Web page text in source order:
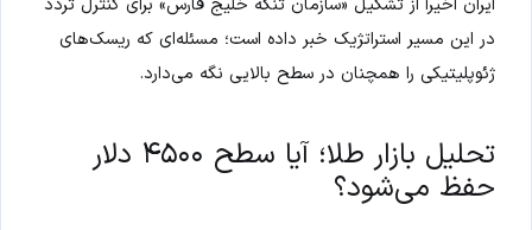
در این مسیر استراتژیک خبر داده است؛ مسئله‌ای که ریسک‌های
ژئوپلیتیکی را همچنان در سطح بالایی نگه می‌دارد.
تحلیل بازار طلا؛ آیا سطح ۴۵۰۰ دلار
حفظ می‌شود؟